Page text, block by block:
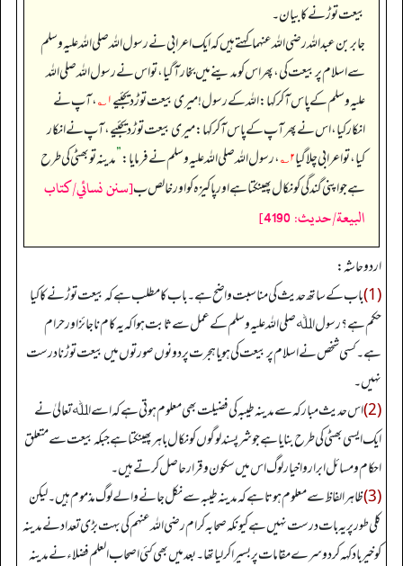
بیعت توڑنے کا بیان۔
جابر بن عبداللہ رضی اللہ عنہما کہتے ہیں کہ ایک اعرابی نے رسول اللہ صلی اللہ علیہ وسلم
سے اسلام پر بیعت کی، پھر اس کو مدینے میں بخار آ گیا، تو اس نے رسول اللہ صلی اللہ
علیہ وسلم کے پاس آ کر کہا: اللہ کے رسول! میری بیعت توڑ دیجئیے۱؎ ، آپ نے
انکار کیا، اس نے پھر آپ کے پاس آ کر کہا: میری بیعت توڑ دیجئیے، آپ نے انکار
کیا، تو اعرابی چلا گیا۲؎ ، رسول اللہ صلی اللہ علیہ وسلم نے فرمایا:”مدینہ تو بھٹی کی طرح
ہے جو اپنی گندگی کو نکال پھینکتا ہے اور پاکیزہ کو اور خالص ب[سنن نسائي/كتاب
البيعة/حدیث: 4190]
اردو حاشہ:
(1) باب کے ساتھ حدیث کی مناسبت واضح ہے۔ باب کا مطلب ہے کہ بیعت توڑنے کا کیا
حکم ہے؟ رسول اﷲ صلی اللہ علیہ وسلم کے عمل سے ثابت ہوا کہ یہ کام ناجائز اور حرام
ہے۔ کسی شخص نے اسلام پر بیعت کی ہویا ہجرت پر دونوں صورتوں میں بیعت توڑنا درست
نہیں۔
(2) اس حدیث مبارکہ سے مدینہ طیبہ کی فضیلت بھی معلوم ہوتی ہے کہ اسے اﷲ تعالیٰ نے
ایک ایسی بھٹی کی طرح بنایا ہے جو شرپسند لوگوں کو نکال باہرپھینکتا ہے جبکہ بیعت سے متعلق
احکام ومسائل ابرارو اخیار لوگ اس میں سکون وقرار حاصل کرتے ہیں۔
(3) ظاہر الفاظ سے معلوم ہوتا ہے کہ مدینہ طیبہ سے نکل جانے والے لوگ مذموم ہیں۔ لیکن
کلی طور پر یہ بات درست نہیں ہے کیونکہ صحابہ کرام رضی اللہ عنہم کی بہت بڑی تعداد نے مدینہ
کو خیر باد کہہ کر دوسرے مقامات پر بسیرا کر لیا تھا۔ بعد میں بھی کئی اصحاب العلم فضلاء نے مدینہ